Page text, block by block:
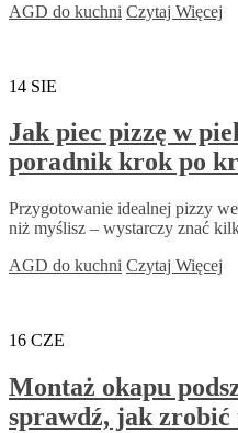
AGD do kuchni Czytaj Więcej
14 SIE
Jak piec pizzę w
poradnik krok po
Przygotowanie idealnej pizzy
niż myślisz – wystarczy znać
AGD do kuchni Czytaj Więcej
16 CZE
Montaż okapu
sprawdź, jak zrobić